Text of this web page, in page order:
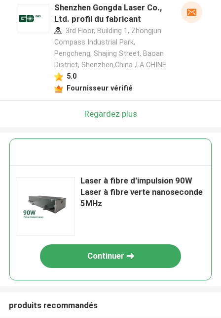
Shenzhen Gongda Laser Co.,
Ltd. profil du fabricant
3rd Floor, Building 1, Zhongjun
Compass Industrial Park,
Pengcheng, Shajing Street, Baoan
District, Shenzhen,China ,LA CHINE
5.0
Fournisseur vérifié
Regardez plus
Laser à fibre d'impulsion 90W
Laser à fibre verte nanoseconde
5MHz
Continuer
produits recommandés